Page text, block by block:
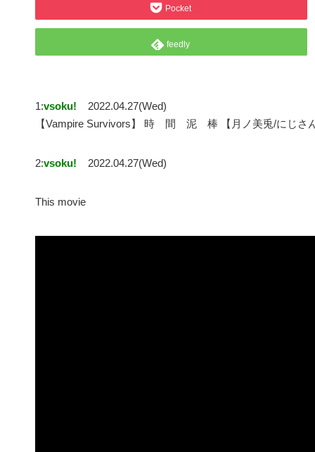
Pocket
feedly
1:vsoku!
2022.04.27(Wed)
【Vampire Survivors】 時 間 泥 棒 【月ノ美兎/にじさ
2:vsoku! 2022.04.27(Wed)
This movie